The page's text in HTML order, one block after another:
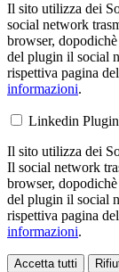
Il sito utilizza dei
social network
browser,
del plugin il social
rispettiva pagina
informazioni.
Linkedin Plugin
Il sito utilizza dei
Il social network
browser,
del plugin il social
rispettiva pagina
informazioni.
Accetta tutti